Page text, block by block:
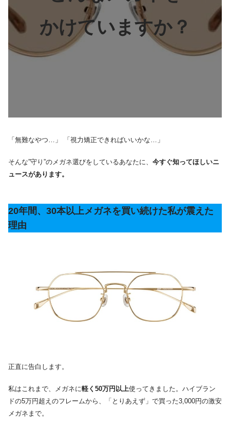
かけていますか？
「無難なやつ…」 「視力矯正できればいいかな…」
そんな”守り”のメガネ選びをしているあなたに、 今すぐ知ってほしいニ
ュースがあります。
20年間、30本以上メガネを買い続けた私が震えた
理由
正直に告白します。
私はこれまで、メガネに軽く50万円以上使ってきました。ハイブラン
ドの5万円超えのフレームから、「とりあえず」で買った3,000円の激安
メガネまで。